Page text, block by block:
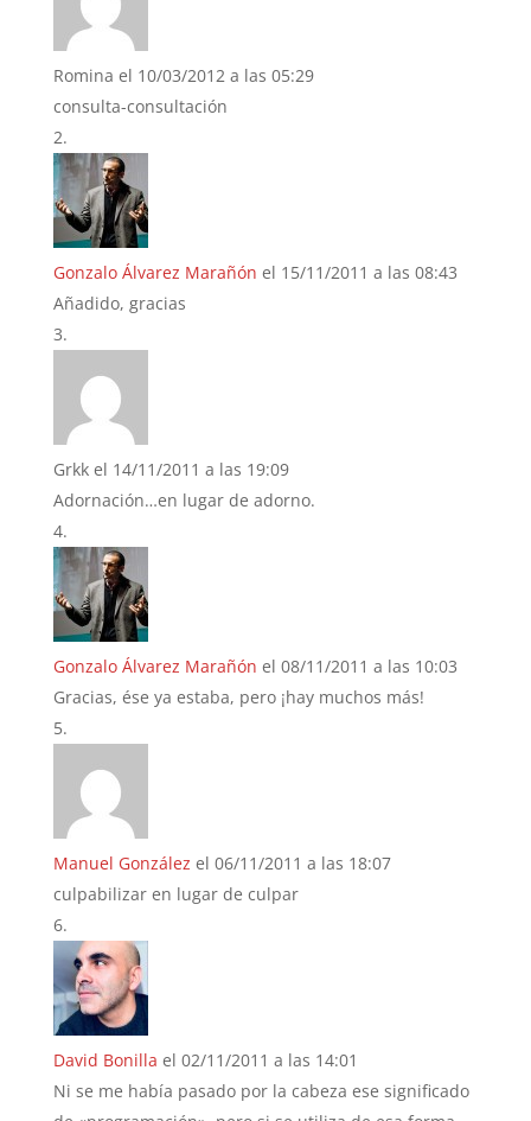
Romina el 10/03/2012 a las 05:29
consulta-consultación
Gonzalo Álvarez Marañón el 15/11/2011 a las 08:43
Añadido, gracias
Grkk el 14/11/2011 a las 19:09
Adornación…en lugar de adorno.
Gonzalo Álvarez Marañón el 08/11/2011 a las 10:03
Gracias, ése ya estaba, pero ¡hay muchos más!
Manuel González el 06/11/2011 a las 18:07
culpabilizar en lugar de culpar
David Bonilla el 02/11/2011 a las 14:01
Ni se me había pasado por la cabeza ese significado